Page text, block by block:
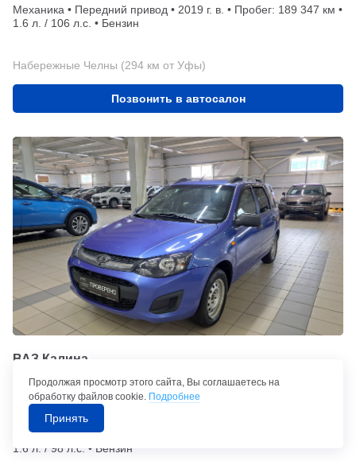
Механика • Передний привод • 2019 г. в. • Пробег: 189 347 км •
1.6 л. / 106 л.с. • Бензин
Набережные Челны (294 км от Уфы)
Позвонить в автосалон
ВАЗ Калина
318 660 q 339 000 q
6 474
Автомат • Передний привод • 2015 г. в. • Пробег: 185 100 км •
1.6 л. / 98 л.с. • Бензин
Продолжая просмотр этого сайта, Вы соглашаетесь на
обработку файлов cookie. Подробнее
Принять